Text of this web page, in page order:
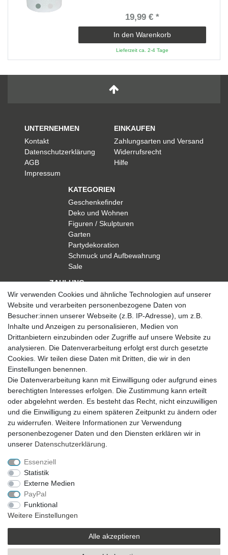
19,99 € *
In den Warenkorb
Lieferzeit ca. 2-4 Tage
UNTERNEHMEN
Kontakt
Datenschutzerklärung
AGB
Impressum
EINKAUFEN
Zahlungsarten und Versand
Widerrufsrecht
Hilfe
KATEGORIEN
Geschenkefinder
Deko und Wohnen
Figuren / Skulpturen
Garten
Partydekoration
Schmuck und Aufbewahrung
Sale
ZAHLUNG
VERSAND
SICHER EINKAUFEN
Sicher einkaufen mit
durchgehender SSL-Verschlüsselung
* Alle Preise verstehen sich inkl. MwSt. zzgl. Versandkosten. Alle Angebote sind
freibleibend zzgl. Versandkosten und bei Nachnahme Übermittlungsentgelt.
Copyright 2019 © Kremers-Schatzkiste | Alle Rechte vorbehalten.
Wir verwenden Cookies und ähnliche Technologien auf unserer
Website und verarbeiten personenbezogene Daten von
Besucher:innen unserer Webseite (z.B. IP-Adresse), um z.B.
Inhalte und Anzeigen zu personalisieren, Medien von
Drittanbietern einzubinden oder Zugriffe auf unsere Website zu
analysieren. Die Datenverarbeitung erfolgt erst durch gesetzte
Cookies. Wir teilen diese Daten mit Dritten, die wir in den
Einstellungen benennen.
Die Datenverarbeitung kann mit Einwilligung oder aufgrund eines
berechtigten Interesses erfolgen. Die Zustimmung kann erteilt
oder abgelehnt werden. Es besteht das Recht, nicht einzuwilligen
und die Einwilligung zu einem späteren Zeitpunkt zu ändern oder
zu widerrufen. Weitere Informationen zur Verwendung
personenbezogener Daten und den Diensten erklären wir in
unserer Daten­schutz­erklärung
Essenziell
Statistik
Externe Medien
PayPal
Funktional
Weitere Einstellungen
Alle akzeptieren